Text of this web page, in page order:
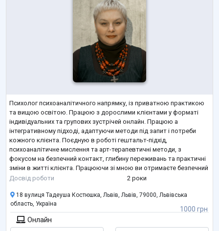
Психолог психоаналітичного напрямку, із приватною практикою
та вищою освітою. Працюю з дорослими клієнтами у форматі
індивідуальних та групових зустрічей онлайн. Працюю а
інтегративному підході, адаптуючи методи під запит і потреби
кожного клієнта. Поєдную в роботі гештальт-підхід,
психоаналітичне мислення та арт-терапевтичні методи, з
фокусом на безпечний контакт, глибину переживань та практичні
зміни в житті клієнта. Працюючи зі мною ви отримаєте безпечний
простір, повну конфіденційність та виконання професійної етики.
Досвід роботи 2 роки
1000 грн
18 вулиця Тадеуша Костюшка, Львів, Львів, 79000, Львівська
область, Україна
Онлайн